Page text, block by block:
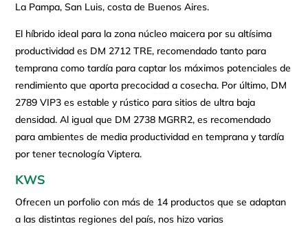
La Pampa, San Luis, costa de Buenos Aires.
El híbrido ideal para la zona núcleo maicera por su altísima
productividad es DM 2712 TRE, recomendado tanto para
temprana como tardía para captar los máximos potenciales de
rendimiento que aporta precocidad a cosecha. Por último, DM
2789 VIP3 es estable y rústico para sitios de ultra baja
densidad. Al igual que DM 2738 MGRR2, es recomendado
para ambientes de media productividad en temprana y tardía
por tener tecnología Viptera.
KWS
Ofrecen un porfolio con más de 14 productos que se adaptan
a las distintas regiones del país, nos hizo varias